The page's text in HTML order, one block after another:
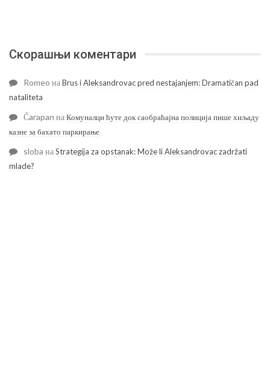
Скорашњи коментари
Romeo наBrus i Aleksandrovac pred nestajanjem: Dramatičan pad
nataliteta
Čarapan наКомуналци ћуте док саобраћајна полиција пише хиљаду
казне за бахато паркирање
sloba наStrategija za opstanak: Može li Aleksandrovac zadržati
mlade?